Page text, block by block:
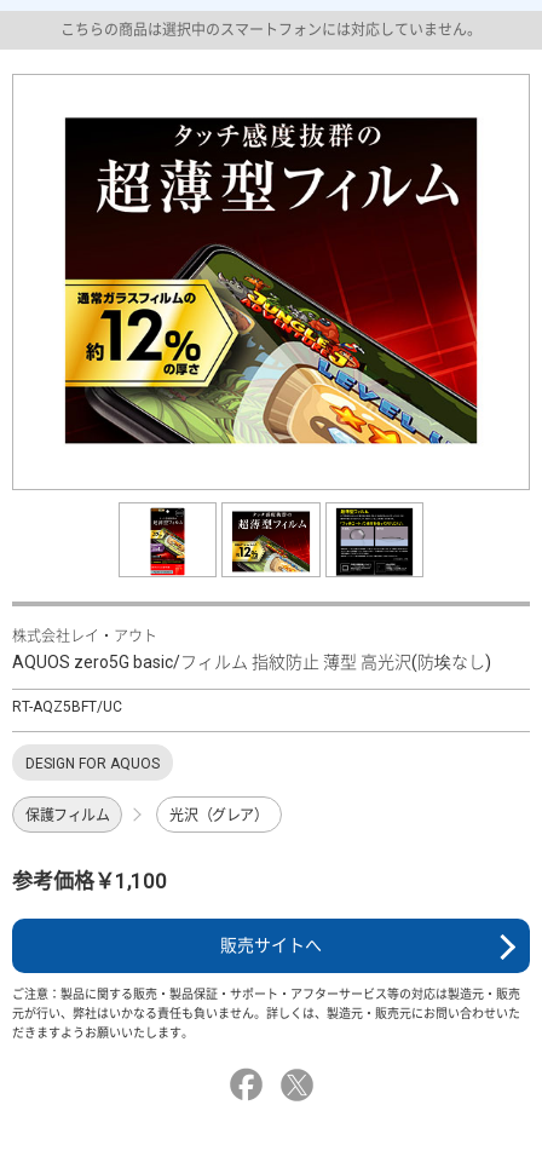
こちらの商品は選択中のスマートフォンには対応していません。
株式会社レイ・アウト
AQUOS zero5G basic/フィルム 指紋防止 薄型 高光沢(防埃なし)
RT-AQZ5BFT/UC
DESIGN FOR AQUOS
保護フィルム 光沢（グレア）
参考価格￥1,100
販売サイトへ
ご注意：製品に関する販売・製品保証・サポート・アフターサービス等の対応は製造元・販売
元が行い、弊社はいかなる責任も負いません。詳しくは、製造元・販売元にお問い合わせいた
だきますようお願いいたします。